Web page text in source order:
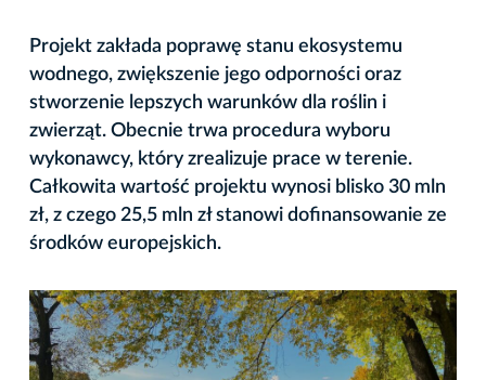
Projekt zakłada poprawę stanu ekosystemu
wodnego, zwiększenie jego odporności oraz
stworzenie lepszych warunków dla roślin i
zwierząt. Obecnie trwa procedura wyboru
wykonawcy, który zrealizuje prace w terenie.
Całkowita wartość projektu wynosi blisko 30 mln
zł, z czego 25,5 mln zł stanowi dofinansowanie ze
środków europejskich.